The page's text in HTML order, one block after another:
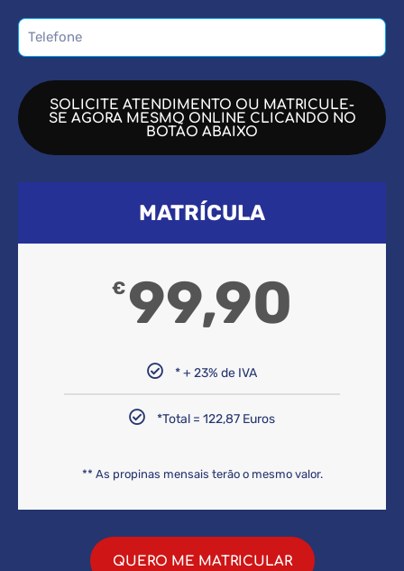
SOLICITE ATENDIMENTO OU MATRICULE-
SE AGORA MESMO ONLINE CLICANDO NO
BOTÃO ABAIXO
MATRÍCULA
€ 99,90
* + 23% de IVA
*Total = 122,87 Euros
** As propinas mensais terão o mesmo valor.
QUERO ME MATRICULAR